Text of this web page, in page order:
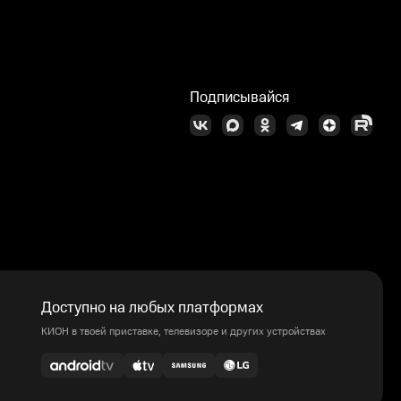
Подписывайся
Доступно на любых платформах
КИОН в твоей приставке, телевизоре и других устройствах